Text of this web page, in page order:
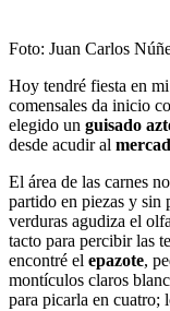
Foto: Juan Carlos
Hoy tendré fiesta en
comensales da inicio
elegido un guisado
desde acudir al
El área de las carnes
partido en piezas y sin
verduras agudiza el
tacto para percibir las
encontré el epazote,
montículos claros
para picarla en cuatro;